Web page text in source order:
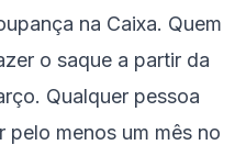
na Caixa. Quem
o saque a partir da
Qualquer pessoa
pelo menos um mês no